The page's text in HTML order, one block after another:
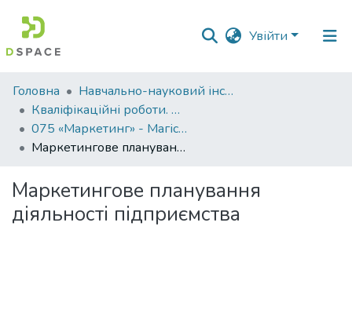
Увійти
Фонди
та
зібрання
Пошук за критеріями
Статистика
Головна
Навчально-науковий інститут економіки, управління, права та інформаційних технологій
Кваліфікаційні роботи. ННІ економіки, управління, права та ІТ
075 «Маркетинг» - Магістри 2023-2024
Маркетингове планування діяльності підприємства
Маркетингове планування
діяльності підприємства